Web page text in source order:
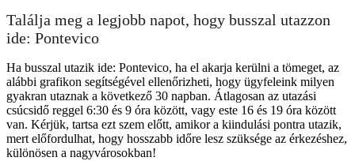
Találja meg a legjobb napot, hogy busszal utazzon
ide: Pontevico
Ha busszal utazik ide: Pontevico, ha el akarja kerülni a tömeget, az
alábbi grafikon segítségével ellenőrizheti, hogy ügyfeleink milyen
gyakran utaznak a következő 30 napban. Átlagosan az utazási
csúcsidő reggel 6:30 és 9 óra között, vagy este 16 és 19 óra között
van. Kérjük, tartsa ezt szem előtt, amikor a kiindulási pontra utazik,
mert előfordulhat, hogy hosszabb időre lesz szüksége az érkezéshez,
különösen a nagyvárosokban!